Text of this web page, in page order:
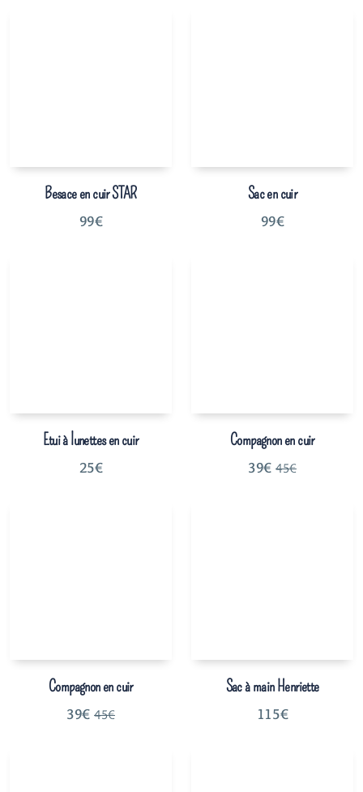
Besace en cuir STAR
99€
Sac en cuir
99€
Etui à lunettes en cuir
25€
Compagnon en cuir
39€ 45€
Compagnon en cuir
39€ 45€
Sac à main Henriette
115€